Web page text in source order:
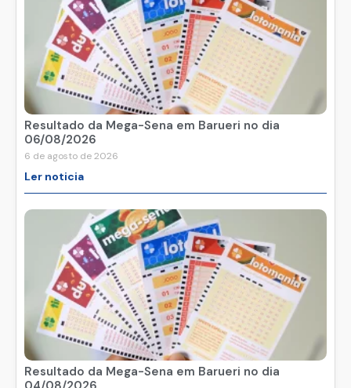
Resultado da Mega-Sena em Barueri no dia
06/08/2026
6 de agosto de 2026
Ler noticia
Resultado da Mega-Sena em Barueri no dia